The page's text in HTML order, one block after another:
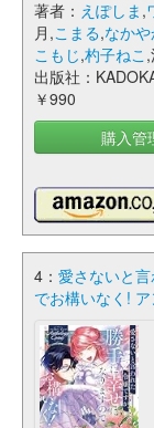
著者： えぽしま ,
月,こまる,なか
こもじ,杓子ねこ
出版社：
￥990
購入管
4： 愛さないと
でお構いなく!